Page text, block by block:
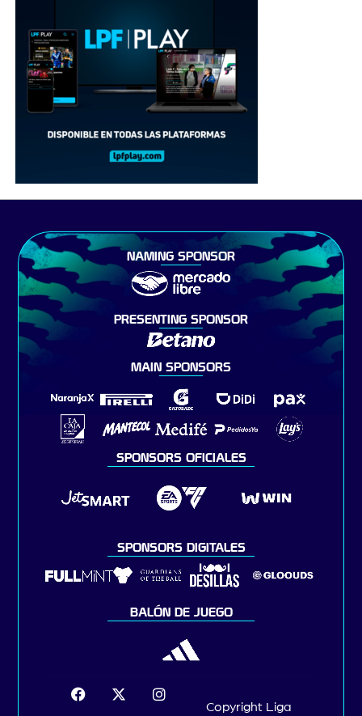
NAMING SPONSOR
PRESENTING SPONSOR
MAIN SPONSORS
SPONSORS OFICIALES
SPONSORS DIGITALES
BALÓN DE JUEGO
Copyright Liga